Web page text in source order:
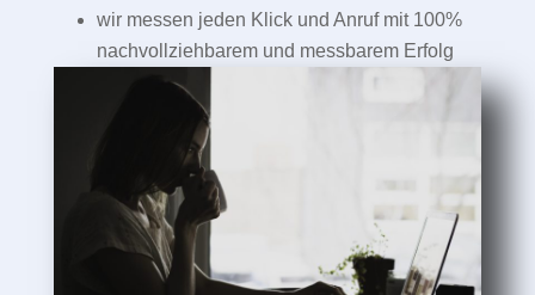
wir messen jeden Klick und Anruf mit 100%
nachvollziehbarem und messbarem Erfolg